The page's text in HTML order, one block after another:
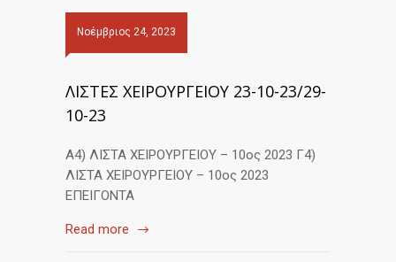
Νοέμβριος 24, 2023
ΛΙΣΤΕΣ ΧΕΙΡΟΥΡΓΕΙΟΥ 23-10-23/29-
10-23
Α4) ΛΙΣΤΑ ΧΕΙΡΟΥΡΓΕΙΟΥ – 10ος 2023 Γ4)
ΛΙΣΤΑ ΧΕΙΡΟΥΡΓΕΙΟΥ – 10ος 2023
ΕΠΕΙΓΟΝΤΑ
Read more